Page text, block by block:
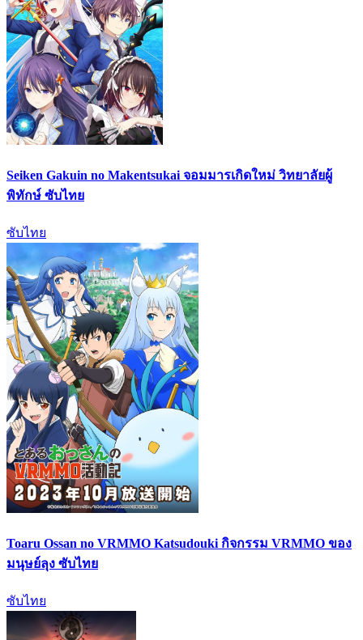
Seiken Gakuin no Makentsukai จอมมารเกิดใหม่ วิทยาลัยผู้
พิทักษ์ ซับไทย
ซับไทย
Toaru Ossan no VRMMO Katsudouki กิจกรรม VRMMO ของ
มนุษย์ลุง ซับไทย
ซับไทย